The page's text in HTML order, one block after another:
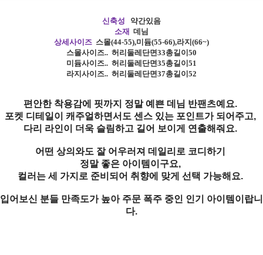
신축성
약간있음
소재 데님
상세사이즈 스몰(44-55),미듐(55-66),라지 (66~)
스몰사이즈.. 허리둘레단면33총길이50
미듐사이즈.. 허리 둘레단면35총길이51
라지사이즈.. 허리 둘레단면37총길이52
편안한 착용감에 핏까지 정말 예쁜 데님 반팬츠예요.
포켓 디테일이 캐주얼하면서도 센스 있는 포인트가 되어주고,
다리 라인이 더욱 슬림하고 길어 보이게 연출해줘요.
어떤 상의와도 잘 어우러져 데일리로 코디하기
정말 좋은 아이템이구요,
컬러는 세 가지로 준비되어 취향에 맞게 선택 가능해요.
입어보신 분들 만족도가 높아 주문 폭주 중인 인기 아이템이랍니
다.